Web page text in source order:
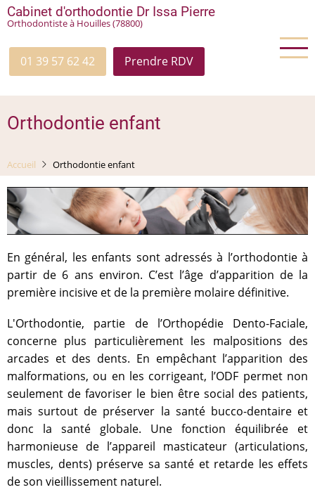
Aller
au
contenu
principal
Cabinet d'orthodontie Dr Issa Pierre
Orthodontiste à Houilles (78800)
01 39 57 62 42 Prendre RDV
Orthodontie enfant
Accueil Orthodontie enfant
En général, les enfants sont adressés à l’orthodontie à
partir de 6 ans environ. C’est l’âge d’apparition de la
première incisive et de la première molaire définitive.
L'Orthodontie, partie de l’Orthopédie Dento-Faciale,
concerne plus particulièrement les malpositions des
arcades et des dents. En empêchant l’apparition des
malformations, ou en les corrigeant, l’ODF permet non
seulement de favoriser le bien être social des patients,
mais surtout de préserver la santé bucco-dentaire et
donc la santé globale. Une fonction équilibrée et
harmonieuse de l’appareil masticateur (articulations,
muscles, dents) préserve sa santé et retarde les effets
de son vieillissement naturel.